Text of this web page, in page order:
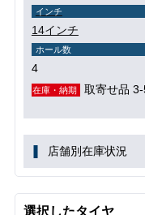
インチ
14インチ
ホール数
4
在庫・納期 取寄せ品
店舗別在庫状況
選択したタイヤ